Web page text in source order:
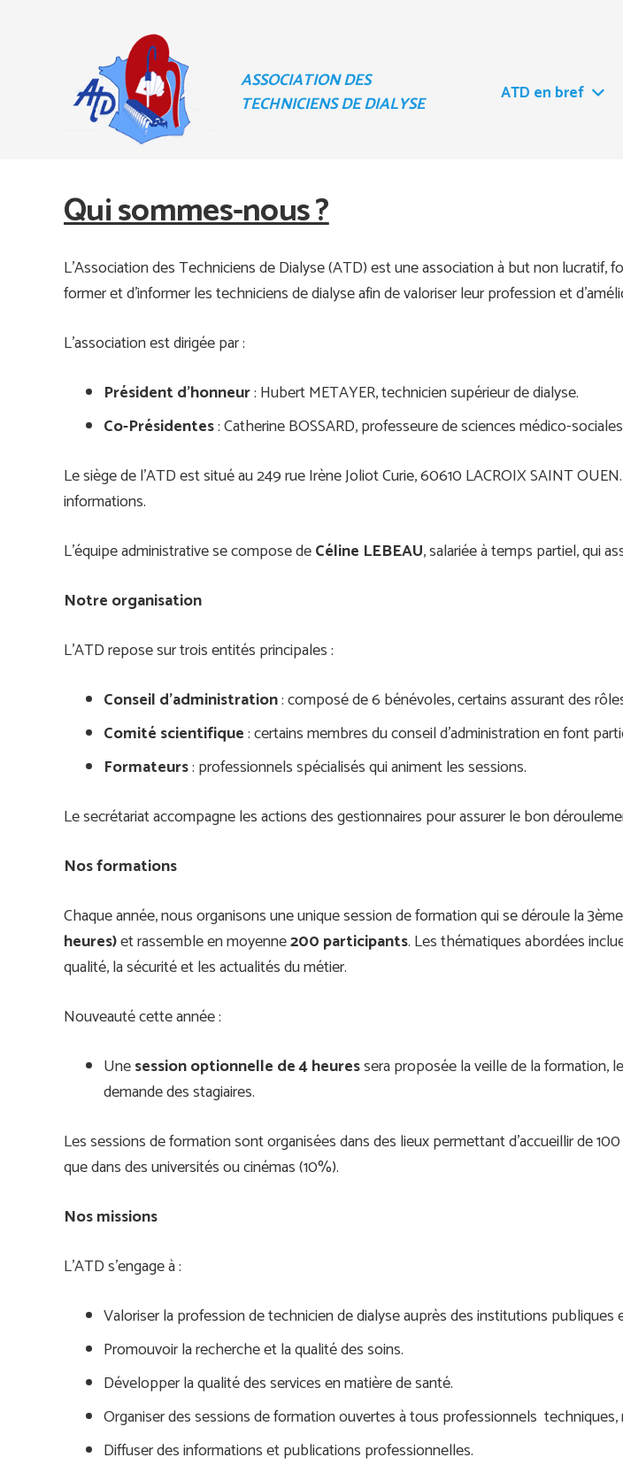
ASSOCIATION DES
TECHNICIENS DE DIALYSE
ATD en bref
Qui sommes-nous ?
L’Association des Techniciens de Dialyse (ATD) est une association à but non
former et d’informer les techniciens de dialyse afin de valoriser leur profession et
L’association est dirigée par :
Président d’honneur: Hubert METAYER, technicien supérieur de dialyse.
Co-Présidentes: Catherine BOSSARD, professeure de sciences médico-
Le siège de l’ATD est situé au 249 rue Irène Joliot Curie, 60610 LACROIX SAINT
informations.
L’équipe administrative se compose deCéline LEBEAU, salariée à temps partiel, qui
Notre organisation
L’ATD repose sur trois entités principales :
Conseil d’administration: composé de 6 bénévoles, certains assurant des
Comité scientifique: certains membres du conseil d’administration en font
Formateurs: professionnels spécialisés qui animent les sessions.
Le secrétariat accompagne les actions des gestionnaires pour assurer le bon
Nos formations
Chaque année, nous organisons une unique session de formation qui se déroule la
heures)et rassemble en moyenne200 participants. Les thématiques abordées
qualité, la sécurité et les actualités du métier.
Nouveauté cette année :
Unesession optionnelle de 4 heuressera proposée la veille de la formation,
demande des stagiaires.
Les sessions de formation sont organisées dans des lieux permettant d’accueillir de
que dans des universités ou cinémas (10%).
Nos missions
L’ATD s’engage à :
Valoriser la profession de technicien de dialyse auprès des institutions publiques
Promouvoir la recherche et la qualité des soins.
Développer la qualité des services en matière de santé.
Organiser des sessions de formation ouvertes à tous professionnels
Diffuser des informations et publications professionnelles.